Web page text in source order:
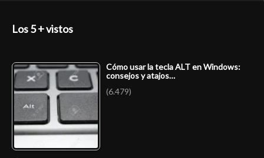
Los 5 + vistos
Cómo usar la tecla ALT en Windows:
consejos y atajos…
(6.479)